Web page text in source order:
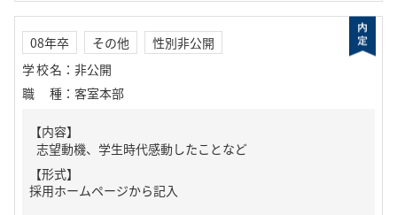
08年卒 その他
性別非公開
学校名 ： 非公開
職種 ： 客室本部
【内容】
志望動機、学生時代感動したことなど
【形式】
採用ホームページから記入